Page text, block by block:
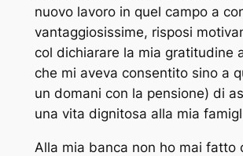
nuovo lavoro in quel campo a
vantaggiosissime, risposi
col dichiarare la mia gratitudine
che mi aveva consentito sino a
un domani con la pensione) di
una vita dignitosa alla mia
Alla mia banca non ho mai fatto